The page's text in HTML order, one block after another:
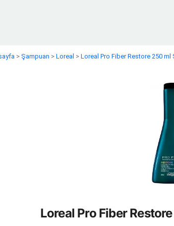
> Şampuan > Loreal > Loreal Pro Fiber Restore 250 ml
Loreal Pro Fiber